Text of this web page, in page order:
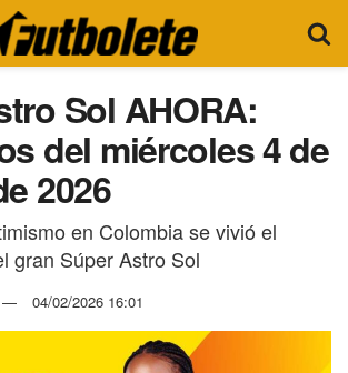
Sol AHORA:
del miércoles 4 de
2026
en Colombia se vivió el
gran Súper Astro Sol
04/02/2026 16:01